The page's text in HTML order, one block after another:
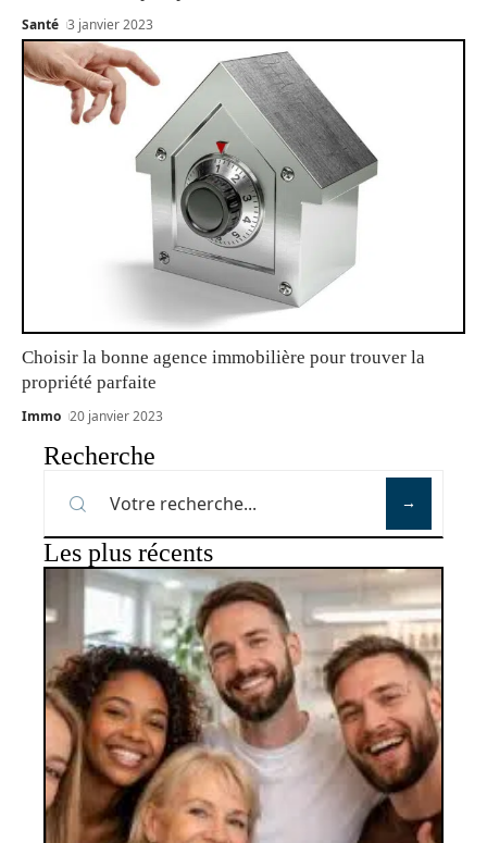
Santé 3 janvier 2023
Choisir la bonne agence immobilière pour trouver la
propriété parfaite
Immo 20 janvier 2023
Recherche
Les plus récents